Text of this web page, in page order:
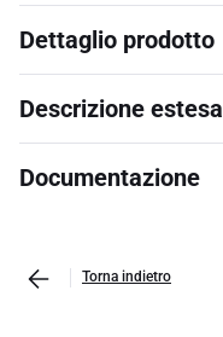
Dettaglio prodotto
Descrizione estesa
Documentazione
Torna indietro